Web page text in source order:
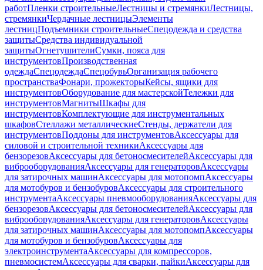
работПленки строительныеЛестницы и стремянкиЛестницы,
стремянкиЧердачные лестницыЭлементы
лестницПодъемники строительныеСпецодежда и средства
защитыСредства индивидуальной
защитыОгнетушителиСумки, пояса для
инструментовПроизводственная
одеждаСпецодеждаСпецобувьОрганизация рабочего
пространстваФонари, прожекторыКейсы, ящики для
инструментовОборудование для мастерскойТележки для
инструментовМагнитыШкафы для
инструментовКомплектующие для инструментальных
шкафовСтеллажи металлическиеСтенды, держатели для
инструментовПоддоны для инструментовАксессуары для
силовой и строительной техникиАксессуары для
бензорезовАксессуары для бетоносмесителейАксессуары для
виброоборудованияАксессуары для генераторовАксессуары
для затирочных машинАксессуары для мотопомпАксессуары
для мотобуров и бензобуровАксессуары для строительного
инструментаАксессуары пневмооборудованияАксессуары для
бензорезовАксессуары для бетоносмесителейАксессуары для
виброоборудованияАксессуары для генераторовАксессуары
для затирочных машинАксессуары для мотопомпАксессуары
для мотобуров и бензобуровАксессуары для
электроинструментаАксессуары для компрессоров,
пневмосистемАксессуары для сварки, пайкиАксессуары для